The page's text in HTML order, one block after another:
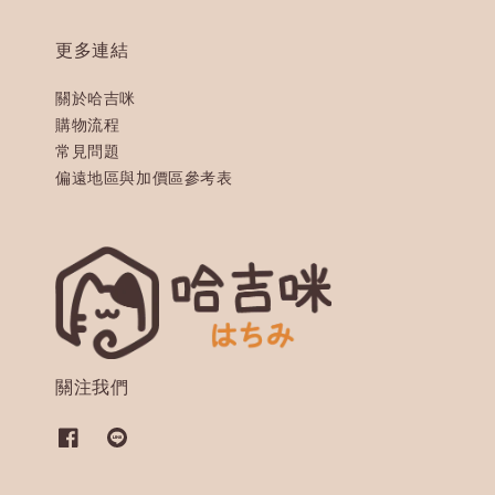
更多連結
關於哈吉咪
購物流程
常見問題
偏遠地區與加價區參考表
關注我們